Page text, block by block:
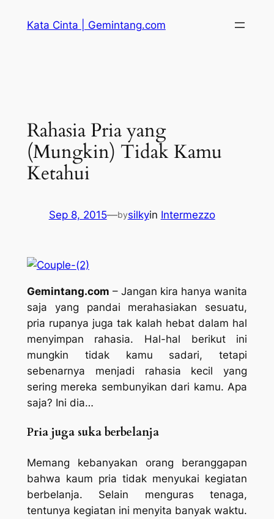
Kata Cinta | Gemintang.com
Rahasia Pria yang
(Mungkin) Tidak Kamu
Ketahui
Sep 8, 2015—bysilkyin Intermezzo
Gemintang.com – Jangan kira hanya wanita
saja yang pandai merahasiakan sesuatu,
pria rupanya juga tak kalah hebat dalam hal
menyimpan rahasia. Hal-hal berikut ini
mungkin tidak kamu sadari, tetapi
sebenarnya menjadi rahasia kecil yang
sering mereka sembunyikan dari kamu. Apa
saja? Ini dia…
Pria juga suka berbelanja
Memang kebanyakan orang beranggapan
bahwa kaum pria tidak menyukai kegiatan
berbelanja. Selain menguras tenaga,
tentunya kegiatan ini menyita banyak waktu.